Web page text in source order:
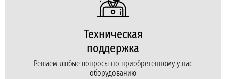
Техническая
поддержка
Решаем любые вопросы по приобретенному у нас
оборудованию